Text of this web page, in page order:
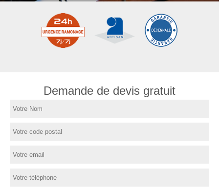
Demande de devis gratuit